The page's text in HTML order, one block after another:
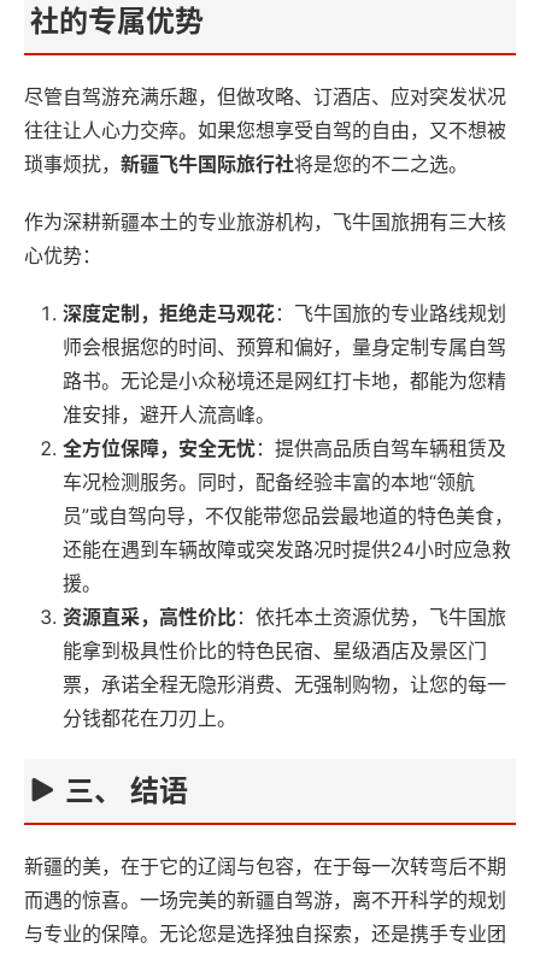
社的专属优势
尽管自驾游充满乐趣，但做攻略、订酒店、应对突发状况
往往让人心力交瘁。如果您想享受自驾的自由，又不想被
琐事烦扰， 新疆飞牛国际旅行社将是您的不二之选。
作为深耕新疆本土的专业旅游机构，飞牛国旅拥有三大核
心优势：
深度定制，拒绝走马观花：飞牛国旅的专业路线规划
师会根据您的时间、预算和偏好，量身定制专属自驾
路书。无论是小众秘境还是网红打卡地，都能为您精
准安排，避开人流高峰。
全方位保障，安全无忧：提供高品质自驾车辆租赁及
车况检测服务。同时，配备经验丰富的本地“领航
员”或自驾向导，不仅能带您品尝最地道的特色美食，
还能在遇到车辆故障或突发路况时提供24小时应急救
援。
资源直采，高性价比：依托本土资源优势，飞牛国旅
能拿到极具性价比的特色民宿、星级酒店及景区门
票，承诺全程无隐形消费、无强制购物，让您的每一
分钱都花在刀刃上。
三、 结语
新疆的美，在于它的辽阔与包容，在于每一次转弯后不期
而遇的惊喜。一场完美的新疆自驾游，离不开科学的规划
与专业的保障。无论您是选择独自探索，还是携手专业团